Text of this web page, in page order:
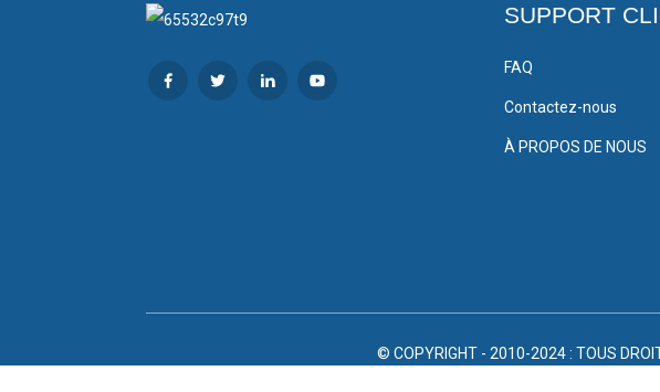
SUPPORT
FAQ
Contactez-nous
À PROPOS DE NOUS
© COPYRIGHT - 2010-2024 : TOUS